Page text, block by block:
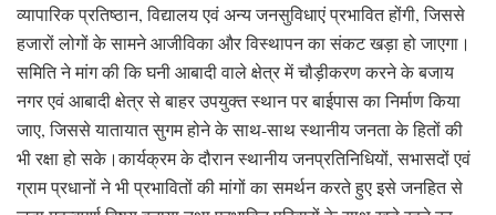
व्यापारिक प्रतिष्ठान, विद्यालय एवं अन्य जनसुविधाएं प्रभावित होंगी, जिससे
हजारों लोगों के सामने आजीविका और विस्थापन का संकट खड़ा हो जाएगा।
समिति ने मांग की कि घनी आबादी वाले क्षेत्र में चौड़ीकरण करने के बजाय
नगर एवं आबादी क्षेत्र से बाहर उपयुक्त स्थान पर बाईपास का निर्माण किया
जाए, जिससे यातायात सुगम होने के साथ-साथ स्थानीय जनता के हितों की
भी रक्षा हो सके।कार्यक्रम के दौरान स्थानीय जनप्रतिनिधियों, सभासदों एवं
ग्राम प्रधानों ने भी प्रभावितों की मांगों का समर्थन करते हुए इसे जनहित से